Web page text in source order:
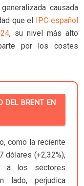
causada
que el IPC español
, su nivel más alto
por los costes
DEL BRENT EN
como la reciente
dólares (+2,32%),
a los sectores
lado, perjudica